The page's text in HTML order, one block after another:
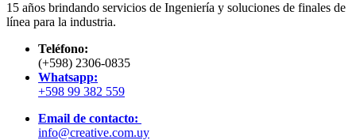
15 años brindando servicios de Ingeniería y soluciones de finales de
línea para la industria.
Teléfono:
(+598) 2306-0835
Whatsapp:
+598 99 382 559
Email de contacto:
info@creative.com.uy